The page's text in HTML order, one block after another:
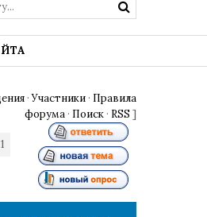
·Участники · Правила
форума · Поиск · RSS ]
1